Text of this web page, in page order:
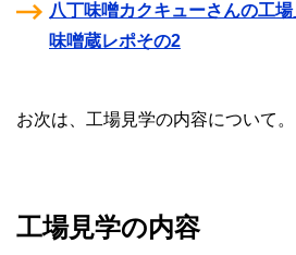
八丁味噌カクキューさんの工
味噌蔵レポその2
お次は、工場見学の内容について。
工場見学の内容